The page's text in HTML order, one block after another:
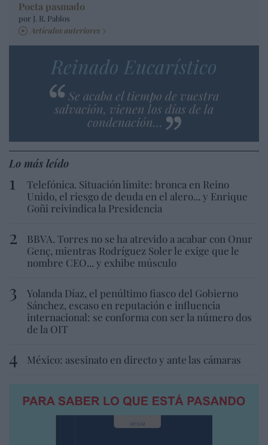
Poeta pasmado
por J. R. Pablos
Artículos anteriores
Reinado Eucarístico
Se acaba el tiempo de vuestra
salvación, vienen los días de la
condenación…
Lo más leído
Telefónica. Situación límite: bronca en Reino
Unido, el riesgo de deuda en el alero... y Enrique
Goñi reivindica la Presidencia
BBVA. Torres no se ha atrevido a acabar con Onur
Genç, mientras Rodríguez Soler le exige que le
nombre CEO... y exhibe músculo
Yolanda Díaz, el penúltimo fiasco del Gobierno
Sánchez, escaso en reputación e influencia
internacional: se conforma con ser la número dos
de la OIT
México: asesinato en directo y ante las cámaras